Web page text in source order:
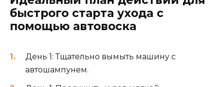
быстрого старта ухода с
помощью автовоска
День 1: Тщательно вымыть машину с
автошампунем.